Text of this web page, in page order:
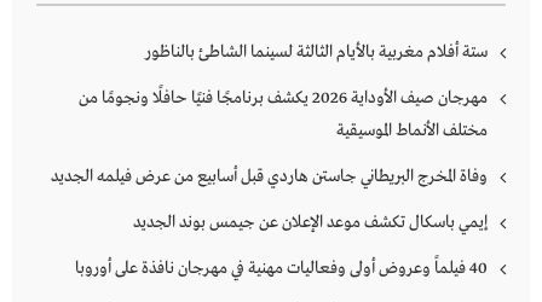
ستة أفلام مغربية بالأيام الثالثة لسينما الشاطئ بالناظور
مهرجان صيف الأوداية 2026 يكشف برنامجًا فنيًا حافلًا ونجومًا من
مختلف الأنماط الموسيقية
وفاة المخرج البريطاني جاستن هاردي قبل أسابيع من عرض فيلمه الجديد
إيمي باسكال تكشف موعد الإعلان عن جيمس بوند الجديد
40 فيلماً وعروض أولى وفعاليات مهنية في مهرجان نافذة على أوروبا